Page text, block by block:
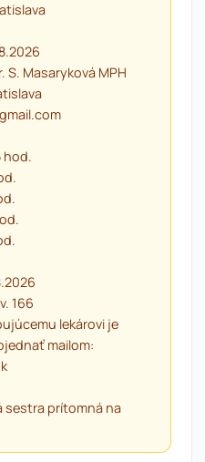
Masaryková MPH
hod.
166
lekárovi je
mailom:
sestra prítomná na